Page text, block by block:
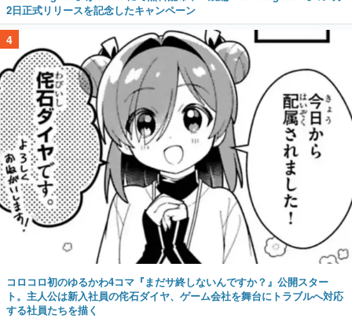
2日正式リリースを記念したキャンペーン
4
コロコロ初のゆるかわ4コマ『まだサ終しないんですか？』公開スター
ト。主人公は新入社員の侘石ダイヤ、ゲーム会社を舞台にトラブルへ対応
する社員たちを描く